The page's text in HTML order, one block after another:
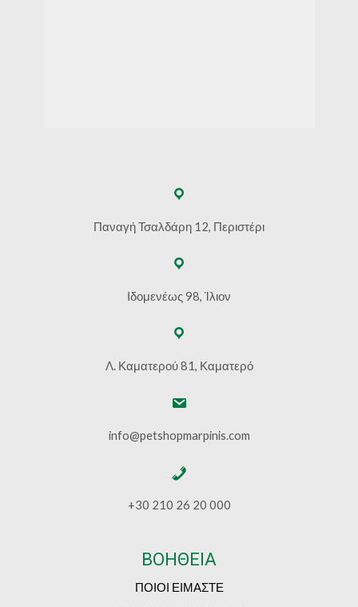
Παναγή Τσαλδάρη 12, Περιστέρι
Ιδομενέως 98, Ίλιον
Λ. Καματερού 81, Καματερό
info@petshopmarpinis.com
+30 210 26 20 000
ΒΟΗΘΕΙΑ
ΠΟΙΟΙ ΕΙΜΑΣΤΕ